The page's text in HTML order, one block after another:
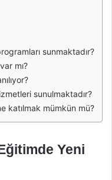
sunmaktadır?
mı?
sunulmaktadır?
katılmak mümkün mü?
Yeni